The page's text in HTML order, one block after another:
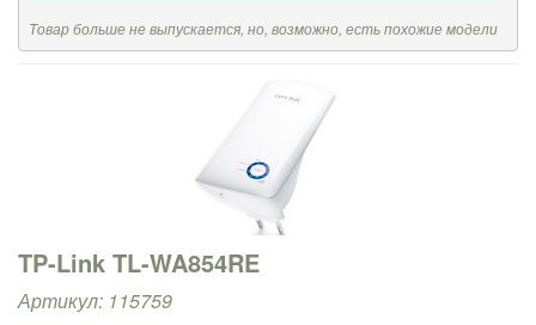
Товар больше не выпускается, но, возможно, есть похожие модели
TP-Link TL-WA854RE
Артикул: 115759